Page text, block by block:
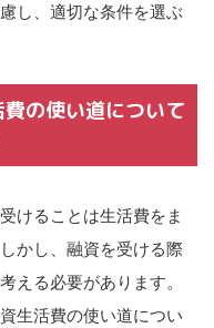
し、適切な条件を選ぶ
の使い道について
けることは生活費をま
かし、融資を受ける際
える必要があります。
生活費の使い道につい